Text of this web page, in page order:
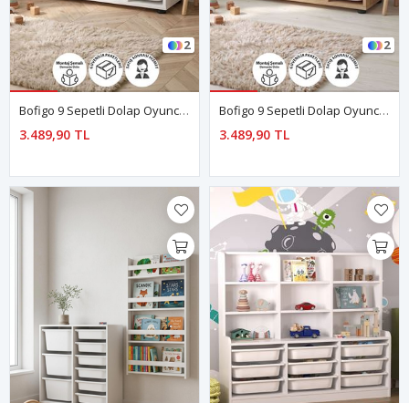
2
Bofigo 9 Sepetli Dolap Oyuncak Dolabı Çok Amaçlı Dolap Montessori Kitaplıklı Aden Beyaz
3.489,90 TL
2
Bofigo 9 Sepetli Dolap Oyuncak Dolabı Çok Amaçlı Dolap Montessori Kitaplıklı Aden Safir Meşe
3.489,90 TL